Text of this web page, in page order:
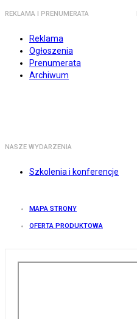
REKLAMA I PRENUMERATA
Reklama
Ogłoszenia
Prenumerata
Archiwum
NASZE WYDARZENIA
Szkolenia i konferencje
MAPA STRONY
OFERTA PRODUKTOWA